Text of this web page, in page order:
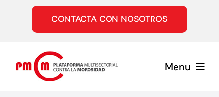
contenido
CONTACTA CON NOSOTROS
Menu